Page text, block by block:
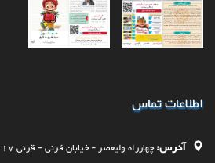
اطلاعات تماس
آدرس: